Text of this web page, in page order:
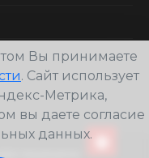
Вы принимаете
. Сайт использует
Метрика,
вы даете согласие
данных.